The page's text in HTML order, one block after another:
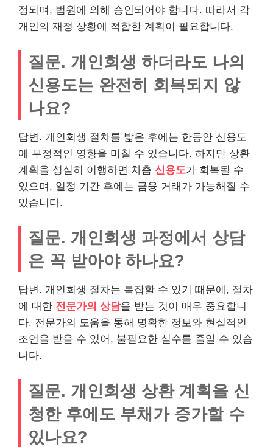
정되며, 법원에 의해 승인되어야 합니다. 따라서 각
개인의 재정 상황에 적합한 계획이 필요합니다.
질문. 개인회생 하더라도 나의
신용도는 완전히 회복되지 않
나요?
답변. 개인회생 절차를 밟은 후에는 한동안 신용도
에 부정적인 영향을 미칠 수 있습니다. 하지만 상환
계획을 성실히 이행하면 차츰 신용도가 회복될 수
있으며, 일정 기간 후에는 금융 거래가 가능해질 수
있습니다.
질문. 개인회생 과정에서 상담
은 꼭 받아야 하나요?
답변. 개인회생 절차는 복잡할 수 있기 때문에, 절차
에 대한 전문가의 상담을 받는 것이 매우 중요합니
다. 전문가의 도움을 통해 명확한 정보와 현실적인
조언을 받을 수 있어, 불필요한 실수를 줄일 수 있습
니다.
질문. 개인회생 상환 계획을 신
청한 후에도 부채가 증가할 수
있나요?